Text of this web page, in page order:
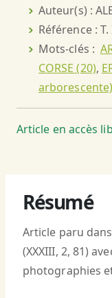
Auteur(s) :
Référence :
Mots-clés :
CORSE (20),
arborescente)
Article en accès
Résumé
Article paru
(XXXIII, 2, 81)
photographies